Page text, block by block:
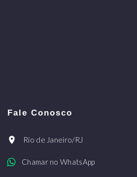
Fale Conosco
Rio de Janeiro/RJ
Chamar no WhatsApp